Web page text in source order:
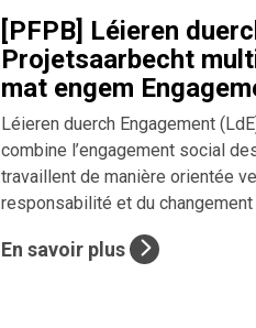
[PFPB] Léieren
Projetsaarbecht
mat engem
Léieren duerch Engagement
combine l’engagement social
travaillent de manière orientée
responsabilité et du
En savoir plus